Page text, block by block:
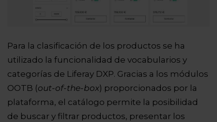
Para la clasificación de los productos se ha
utilizado la funcionalidad de vocabularios y
categorías de Liferay DXP. Gracias a los módulos
OOTB (out-of-the-box) proporcionados por la
plataforma, el catálogo permite la posibilidad
de buscar y filtrar productos, presentar los